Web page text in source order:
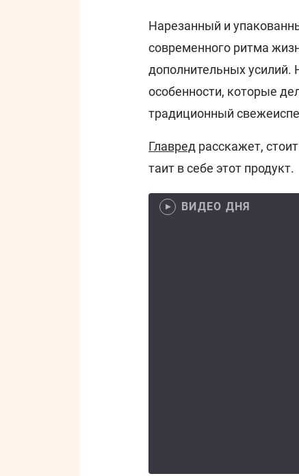
Нарезанный и
современного ритма
дополнительных усилий.
особенности, которые
традиционный
Главред расскажет,
таит в себе этот продукт.
ВИДЕО ДНЯ